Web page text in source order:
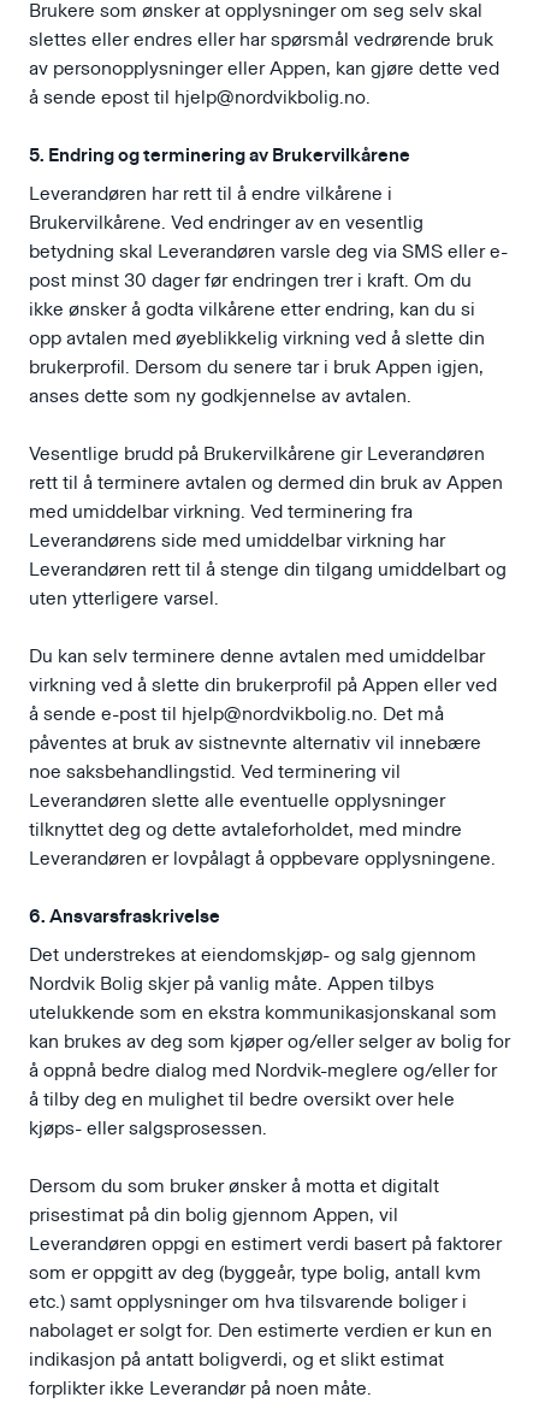
Brukere som ønsker at opplysninger om seg selv skal
slettes eller endres eller har spørsmål vedrørende bruk
av personopplysninger eller Appen, kan gjøre dette ved
å sende epost til
hjelp@nordvikbolig.no
5. Endring og terminering av Brukervilkårene
Leverandøren har rett til å endre vilkårene i
Brukervilkårene. Ved endringer av en vesentlig
betydning skal Leverandøren varsle deg via SMS eller e-
post minst 30 dager før endringen trer i kraft. Om du
ikke ønsker å godta vilkårene etter endring, kan du si
opp avtalen med øyeblikkelig virkning ved å slette din
brukerprofil. Dersom du senere tar i bruk Appen igjen,
anses dette som ny godkjennelse av avtalen.
Vesentlige brudd på Brukervilkårene gir Leverandøren
rett til å terminere avtalen og dermed din bruk av Appen
med umiddelbar virkning. Ved terminering fra
Leverandørens side med umiddelbar virkning har
Leverandøren rett til å stenge din tilgang umiddelbart og
uten ytterligere varsel.
Du kan selv terminere denne avtalen med umiddelbar
virkning ved å slette din brukerprofil på Appen eller ved
å sende e-post til
hjelp@nordvikbolig.no . Det må
påventes at bruk av sistnevnte alternativ vil innebære
noe saksbehandlingstid. Ved terminering vil
Leverandøren slette alle eventuelle opplysninger
tilknyttet deg og dette avtaleforholdet, med mindre
Leverandøren er lovpålagt å oppbevare opplysningene.
6. Ansvarsfraskrivelse
Det understrekes at eiendomskjøp- og salg gjennom
Nordvik Bolig skjer på vanlig måte. Appen tilbys
utelukkende som en ekstra kommunikasjonskanal som
kan brukes av deg som kjøper og/eller selger av bolig for
å oppnå bedre dialog med Nordvik-meglere og/eller for
å tilby deg en mulighet til bedre oversikt over hele
kjøps- eller salgsprosessen.
Dersom du som bruker ønsker å motta et digitalt
prisestimat på din bolig gjennom Appen, vil
Leverandøren oppgi en estimert verdi basert på faktorer
som er oppgitt av deg (byggeår, type bolig, antall kvm
etc.) samt opplysninger om hva tilsvarende boliger i
nabolaget er solgt for. Den estimerte verdien er kun en
indikasjon på antatt boligverdi, og et slikt estimat
forplikter ikke Leverandør på noen måte.